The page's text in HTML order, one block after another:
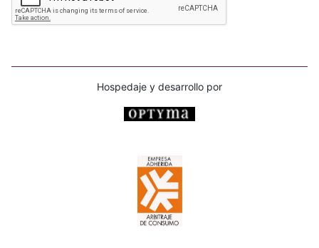
Hospedaje y desarrollo por